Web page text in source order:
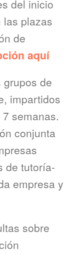
del inicio
las plazas
de
aquí
grupos de
impartidos
semanas.
conjunta
de tutoría-
empresa y
sobre